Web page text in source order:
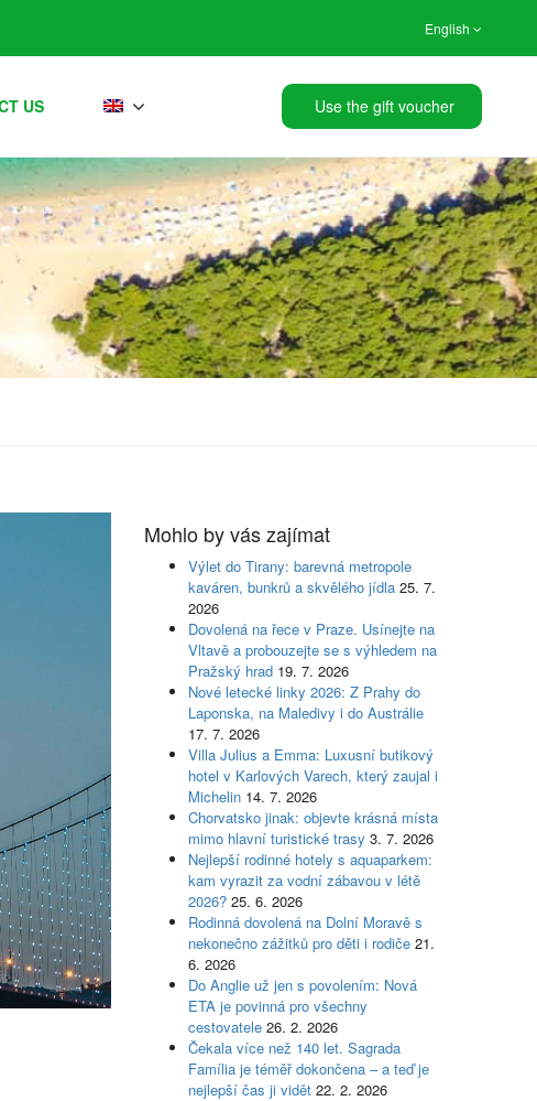
English
US Use the gift voucher
Mohlo by vás zajímat
Výlet do Tirany: barevná metropole
kaváren, bunkrů a skvělého jídla 25. 7.
2026
Dovolená na řece v Praze. Usínejte na
Vltavě a probouzejte se s výhledem na
Pražský hrad 19. 7. 2026
Nové letecké linky 2026: Z Prahy do
Laponska, na Maledivy i do Austrálie
17. 7. 2026
Villa Julius a Emma: Luxusní butikový
hotel v Karlových Varech, který zaujal i
Michelin 14. 7. 2026
Chorvatsko jinak: objevte krásná místa
mimo hlavní turistické trasy 3. 7. 2026
Nejlepší rodinné hotely s aquaparkem:
kam vyrazit za vodní zábavou v létě
2026? 25. 6. 2026
Rodinná dovolená na Dolní Moravě s
nekonečno zážitků pro děti i rodiče 21.
6. 2026
Do Anglie už jen s povolením: Nová
ETA je povinná pro všechny
cestovatele 26. 2. 2026
Čekala více než 140 let. Sagrada
Família je téměř dokončena – a teď je
nejlepší čas ji vidět 22. 2. 2026